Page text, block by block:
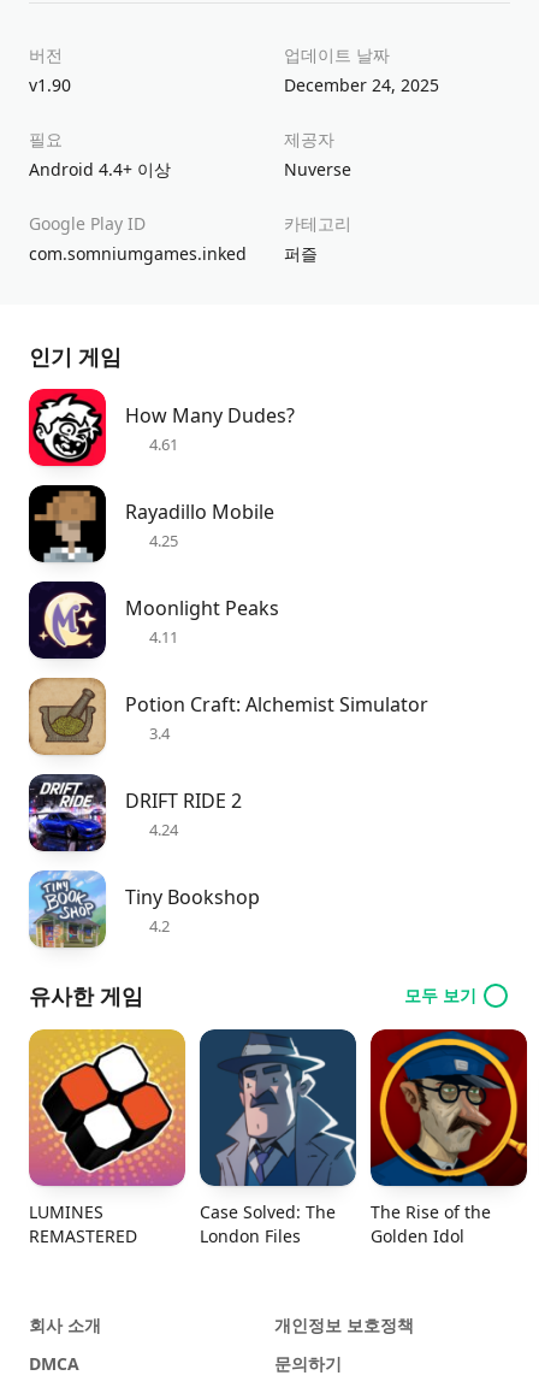
버전
v1.90
업데이트 날짜
December 24, 2025
필요
Android 4.4+ 이상
제공자
Nuverse
Google Play ID
com.somniumgames.inked
카테고리
퍼즐
인기 게임
How Many Dudes?
4.61
Rayadillo Mobile
4.25
Moonlight Peaks
4.11
Potion Craft: Alchemist Simulator
3.4
DRIFT RIDE 2
4.24
Tiny Bookshop
4.2
유사한 게임 모두 보기
LUMINES
REMASTERED
Case Solved: The
London Files
The Rise of the
Golden Idol
회사 소개
개인정보 보호정책
DMCA
문의하기